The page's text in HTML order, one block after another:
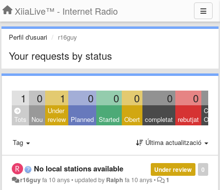
XiiaLive™ - Internet Radio
Perfil d'usuari r16guy
Your requests by status
1 0 1 0 0 0 0 0
Tots Nou
Under
review Planned Started Obert completat rebutjat Other
Tag Última actualització
0
Under review
No local stations available
r16guyfa 10 anys•updated by Ralph fa 10 anys• 1